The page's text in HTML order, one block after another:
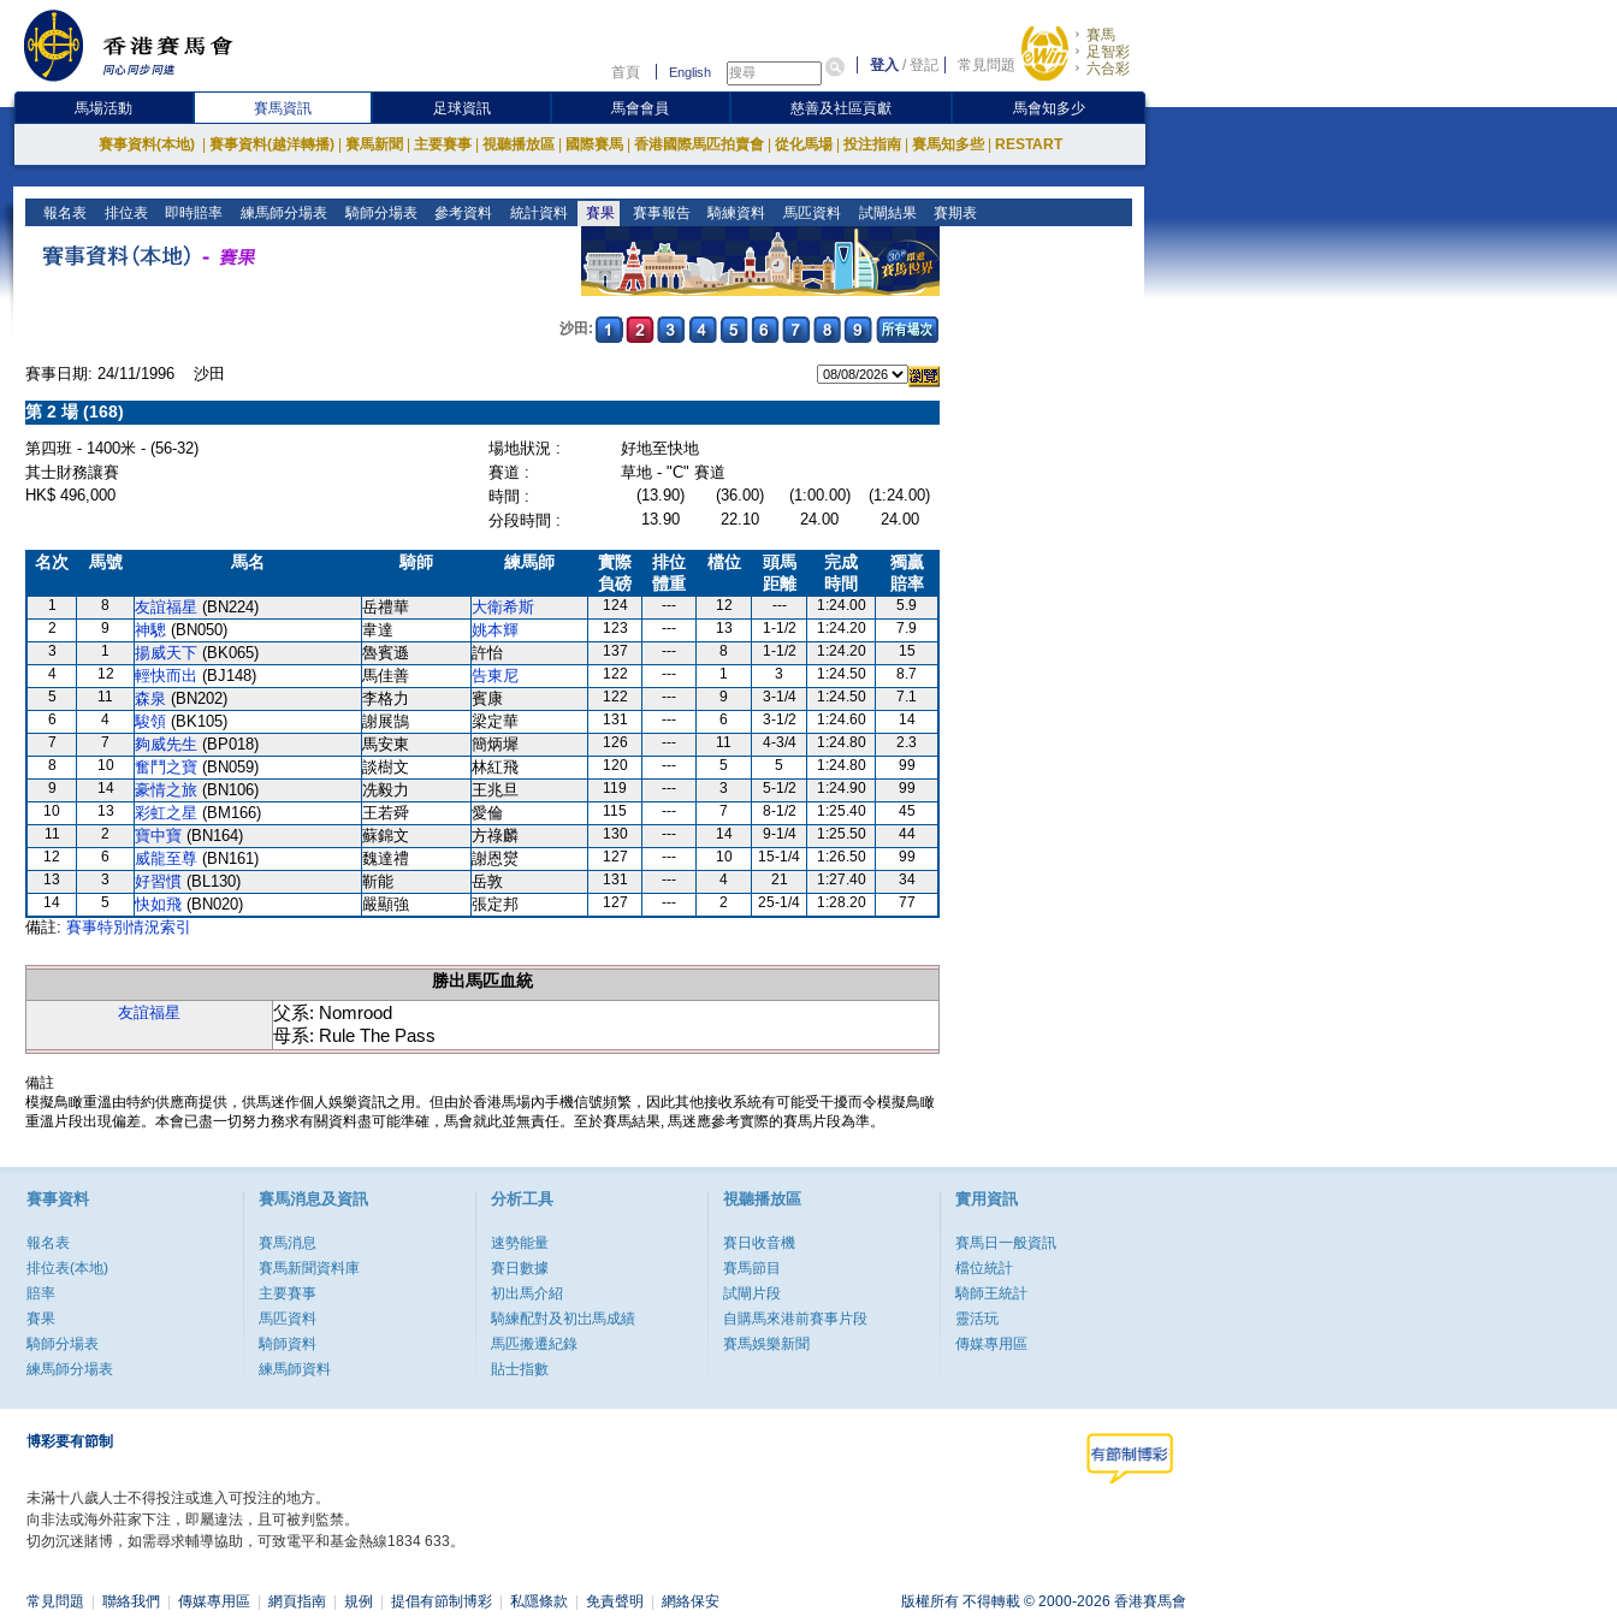
首頁 English 登入 /登記 常見問題
賽馬
足智彩
六合彩
馬場活動 賽馬資訊 足球資訊 馬會會員 慈善及社區貢獻 馬會知多少
賽事資料(本地) 賽事資料(越洋轉播) 賽馬新聞 主要賽事 視聽播放區 國際賽馬 香港國際馬匹拍賣會 從化馬場 投注指南 賽馬知多些 RESTART
報名表 排位表 即時賠率 練馬師分場表 騎師分場表 參考資料 統計資料 賽果 賽事報告 騎練資料 馬匹資料 試閘結果 賽期表
沙田:
賽事日期: 24/11/1996 沙田
第 2 場 (168)
第四班 - 1400米 - (56-32) 場地狀況 :
好地至快地
其士財務讓賽
賽道 :
草地 - "C" 賽道
HK$ 496,000
時間 : (13.90) (36.00) (1:00.00)
(1:24.00)
分段時間 :
13.90 22.10 24.00 24.00
名次 馬號 馬名 騎師 練馬師
實際
負磅
排位
體重
檔位
頭馬
距離
完成
時間
獨贏
賠率
1 8 友誼福星 (BN224) 岳禮華 大衛希斯 124 --- 12 --- 1:24.00
5.9
2
9 神驄 (BN050) 韋達 姚本輝 123 --- 13 1-1/2 1:24.20
7.9
3
1 揚威天下 (BK065) 魯賓遜 許怡 137 --- 8 1-1/2 1:24.20
15
4
12 輕快而出 (BJ148) 馬佳善 告東尼 122 --- 1 3 1:24.50
8.7
5
11 森泉 (BN202) 李格力 賓康 122 --- 9 3-1/4 1:24.50
7.1
6
4 駿領 (BK105) 謝展鵠 梁定華 131 --- 6 3-1/2 1:24.60
14
7
7 夠威先生 (BP018) 馬安東 簡炳墀 126 --- 11 4-3/4 1:24.80
2.3
8
10 奮鬥之寶 (BN059) 談樹文 林紅飛 120 --- 5 5 1:24.80
99
9
14 豪情之旅 (BN106) 冼毅力 王兆旦 119 --- 3 5-1/2 1:24.90
99
10
13 彩虹之星 (BM166) 王若舜 愛倫 115 --- 7 8-1/2 1:25.40
45
11
2 寶中寶 (BN164) 蘇錦文 方祿麟 130 --- 14 9-1/4 1:25.50
44
12
6 威龍至尊 (BN161) 魏達禮 謝恩爕 127 --- 10 15-1/4 1:26.50
99
13
3 好習慣 (BL130) 靳能 岳敦 131 --- 4 21 1:27.40
34
14
5 快如飛 (BN020) 嚴顯強 張定邦 127 --- 2 25-1/4 1:28.20 77
備註: 賽事特別情況索引
勝出馬匹血統
友誼福星
父系: Nomrood
母系: Rule The Pass
備註
模擬鳥瞰重溫由特約供應商提供，供馬迷作個人娛樂資訊之用。但由於香港馬場內手機信號頻繁，因此其他接收系統有可能受干擾而令模擬鳥瞰
重溫片段出現偏差。本會已盡一切努力務求有關資料盡可能準確，馬會就此並無責任。至於賽馬結果, 馬迷應參考實際的賽馬片段為準。
賽事資料
報名表
排位表(本地)
賠率
賽果
騎師分場表
練馬師分場表
賽馬消息及資訊
賽馬消息
賽馬新聞資料庫
主要賽事
馬匹資料
騎師資料
練馬師資料
分析工具
速勢能量
賽日數據
初出馬介紹
騎練配對及初岀馬成績
馬匹搬遷紀錄
貼士指數
視聽播放區
賽日收音機
賽馬節目
試閘片段
自購馬來港前賽事片段
賽馬娛樂新聞
實用資訊
賽馬日一般資訊
檔位統計
騎師王統計
靈活玩
傳媒專用區
博彩要有節制
未滿十八歲人士不得投注或進入可投注的地方。
向非法或海外莊家下注，即屬違法，且可被判監禁。
切勿沉迷賭博，如需尋求輔導協助，可致電平和基金熱線1834 633。
常見問題 聯絡我們 傳媒專用區 網頁指南 規例 提倡有節制博彩 私隱條款 免責聲明 網絡保安 版權所有 不得轉載 © 2000-2026 香港賽馬會